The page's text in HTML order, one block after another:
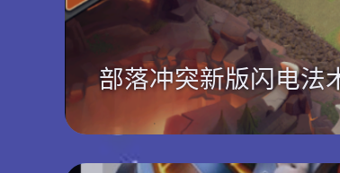
部落冲突新版闪电法